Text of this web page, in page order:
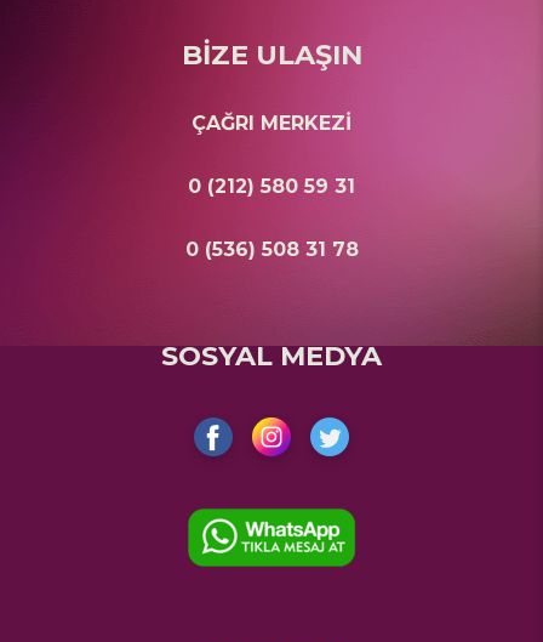
BİZE ULAŞIN
ÇAĞRI MERKEZİ
0 (212) 580 59 31
0 (536) 508 31 78
SOSYAL MEDYA